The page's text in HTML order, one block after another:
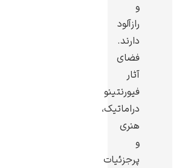
و
رازآلود
دارند.
فضای
آثار
فیورنتینو
دراماتیک،
هنری
و
پرجزئیات